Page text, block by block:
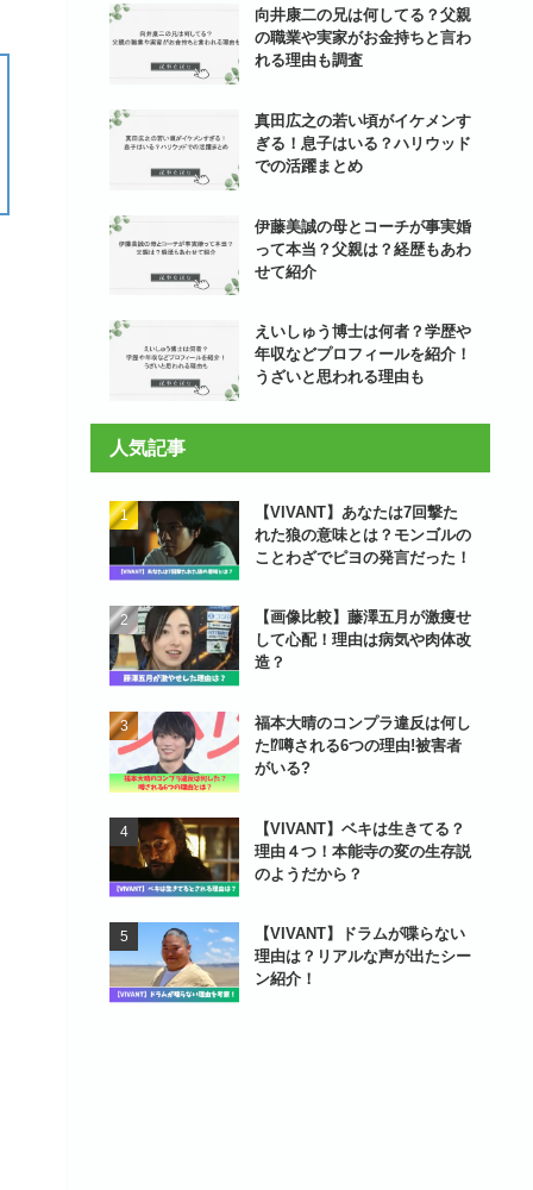
向井康二の兄は何してる？父親
の職業や実家がお金持ちと言わ
れる理由も調査
真田広之の若い頃がイケメンす
ぎる！息子はいる？ハリウッド
での活躍まとめ
伊藤美誠の母とコーチが事実婚
って本当？父親は？経歴もあわ
せて紹介
えいしゅう博士は何者？学歴や
年収などプロフィールを紹介！
うざいと思われる理由も
人気記事
【VIVANT】あなたは7回撃た
れた狼の意味とは？モンゴルの
ことわざでピヨの発言だった！
【画像比較】藤澤五月が激痩せ
して心配！理由は病気や肉体改
造？
福本大晴のコンプラ違反は何し
た⁉噂される6つの理由!被害者
がいる?
【VIVANT】ベキは生きてる？
理由４つ！本能寺の変の生存説
のようだから？
【VIVANT】ドラムが喋らない
理由は？リアルな声が出たシー
ン紹介！